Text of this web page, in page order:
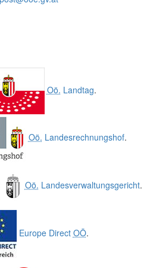
Oö. Landtag.
Oö. Landesrechnungshof.
Oö. Landesverwaltungsgericht.
Europe Direct OÖ.